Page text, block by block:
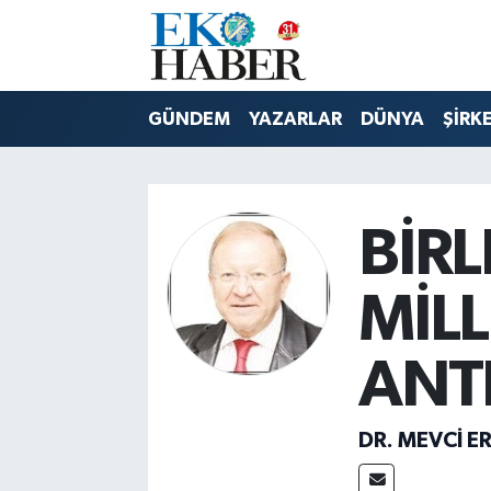
GÜNDEM YAZARLAR DÜNYA
DR. MEVCI
Hava Durumu
Tüm Manşetler
Son Dakika Haberleri